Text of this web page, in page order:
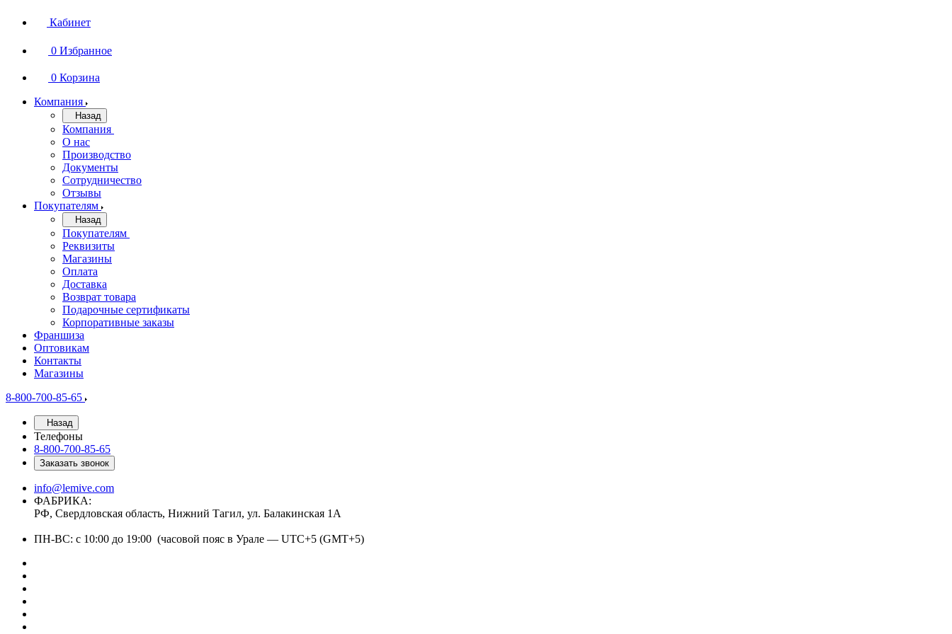
Кабинет
0 Избранное
0 Корзина
Компания
Назад
Компания
О нас
Производство
Документы
Сотрудничество
Отзывы
Покупателям
Назад
Покупателям
Реквизиты
Магазины
Оплата
Доставка
Возврат товара
Подарочные сертификаты
Корпоративные заказы
Франшиза
Оптовикам
Контакты
Магазины
8-800-700-85-65
Назад
Телефоны
8-800-700-85-65
Заказать звонок
info@lemive.com
ФАБРИКА:
РФ, Свердловская область, Нижний Тагил, ул. Балакинская 1А
ПН-ВС: с 10:00 до 19:00 (часовой пояс в Урале — UTC+5 (GMT+5)